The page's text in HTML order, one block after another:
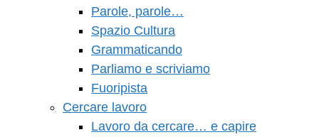
Parole, parole…
Spazio Cultura
Grammaticando
Parliamo e scriviamo
Fuoripista
Cercare lavoro
Lavoro da cercare… e capire